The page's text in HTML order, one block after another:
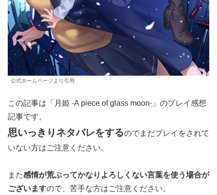
公式ホームページより引用
この記事は「月姫 -A piece of glass moon-」のプレイ感想
記事です。
思いっきりネタバレをするのでまだプレイをされて
いない方はご注意ください。
また感情が荒ぶってかなりよろしくない言葉を使う場合が
ございますので、苦手な方はご注意ください。